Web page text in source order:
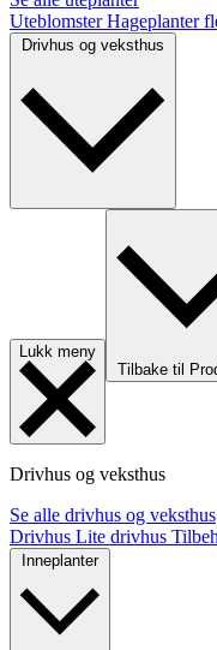
UteblomsterHageplanter
Lukk meny
Tilbake til
Drivhus og veksthus
Se alle drivhus og veksthus
Drivhus Lite drivhus
Inneplanter